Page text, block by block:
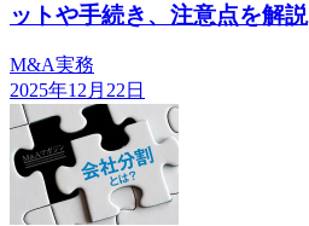
ットや手続き、注意点を解説
M&A実務
2025年12月22日